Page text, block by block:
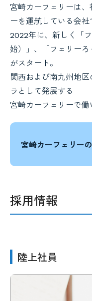
宮崎カーフェリーは
ーを運航している会社
2022年に、新しく「
始）」、「フェリー
がスタート。
関西および南九州地
ラとして発展する
宮崎カーフェリーで働
宮崎カーフェリー
採用情報
陸上社員